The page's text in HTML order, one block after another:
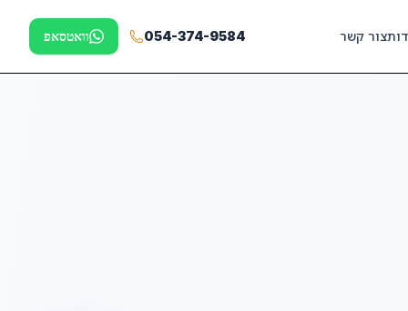
צור קשר 054-374-9584 וואטסאפ